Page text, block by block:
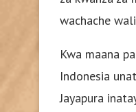
wachache
Kwa maana
Indonesia
Jayapura